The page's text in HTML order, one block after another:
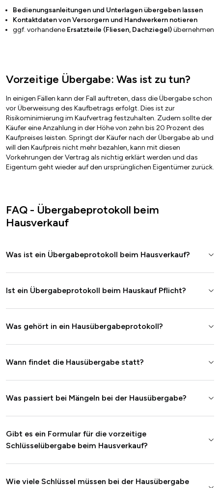
Bedienungsanleitungen und Unterlagen übergeben lassen
Kontaktdaten von Versorgern und Handwerkern notieren
ggf. vorhandene Ersatzteile (Fliesen, Dachziegel)übernehmen
Vorzeitige Übergabe: Was ist zu tun?
In einigen Fällen kann der Fall auftreten, dass die Übergabe schon
vor Überweisung des Kaufbetrags erfolgt. Dies ist zur
Risikominimierung im Kaufvertrag festzuhalten. Zudem sollte der
Käufer eine Anzahlung in der Höhe von zehn bis 20 Prozent des
Kaufpreises leisten. Springt der Käufer nach der Übergabe ab und
will den Kaufpreis nicht mehr bezahlen, kann mit diesen
Vorkehrungen der Vertrag als nichtig erklärt werden und das
Eigentum geht wieder auf den ursprünglichen Eigentümer zurück.
FAQ - Übergabeprotokoll beim
Hausverkauf
Was ist ein Übergabeprotokoll beim Hausverkauf?
Ist ein Übergabeprotokoll beim Hauskauf Pflicht?
Was gehört in ein Hausübergabeprotokoll?
Wann findet die Hausübergabe statt?
Was passiert bei Mängeln bei der Hausübergabe?
Gibt es ein Formular für die vorzeitige
Schlüsselübergabe beim Hausverkauf?
Wie viele Schlüssel müssen bei der Hausübergabe